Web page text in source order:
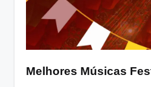
Melhores Músicas